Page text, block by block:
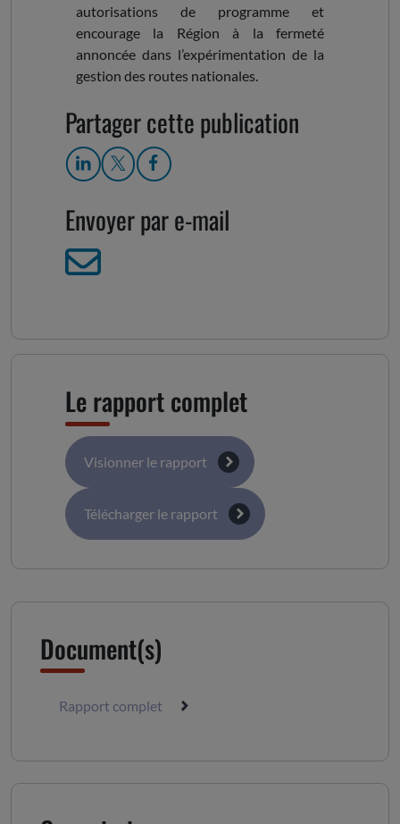
autorisations de programme et
encourage la Région à la fermeté
annoncée dans l’expérimentation de la
gestion des routes nationales.
Partager cette publication
Envoyer par e-mail
Le rapport complet
Visionner le rapport
Télécharger le rapport
Document(s)
Rapport complet